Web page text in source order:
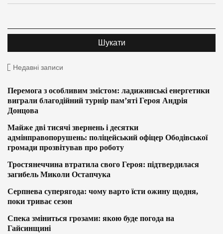
Недавні записи
Перемога з особливим змістом: ладижинські енергетики
виграли благодійний турнір пам’яті Героя Андрія
Донцова
Майже дві тисячі звернень і десятки
адмінправопорушень: поліцейський офіцер Ободівської
громади прозвітував про роботу
Тростянеччина втратила свого Героя: підтвердилася
загибель Миколи Остапчука
Серпнева суперягода: чому варто їсти ожину щодня,
поки триває сезон
Спека зміниться грозами: якою буде погода на
Гайсинщині